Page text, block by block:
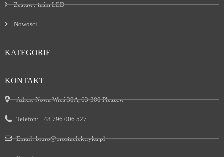
Zestawy taśm LED
Nowości
KATEGORIE
KONTAKT
Adres:Nowa Wieś 30A, 63-300 Pleszew
Telefon:+48 796 006 527
Email:biuro@prostaelektryka.pl